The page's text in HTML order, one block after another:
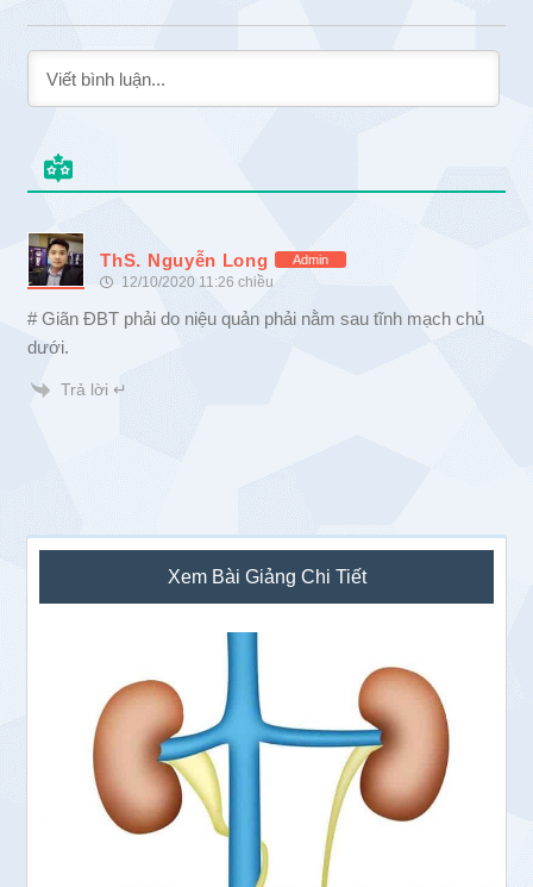
ThS. Nguyễn Long Admin
12/10/2020 11:26 chiều
# Giãn ĐBT phải do niệu quản phải nằm sau tĩnh mạch chủ
dưới.
Trả lời ↵
Sidebar
chính
Xem Bài Giảng Chi Tiết